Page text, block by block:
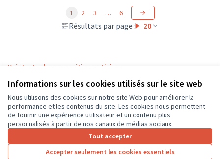
Informations sur les cookies utilisés sur le site web
Nous utilisons des cookies sur notre site Web pour améliorer la
performance et les contenus du site. Les cookies nous permettent
de fournir une expérience utilisateur et un contenu plus
personnalisés à partir de nos canaux de médias sociaux.
Tout accepter
Accepter seulement les cookies essentiels
Résultats par page : 20
1 2 3 … 6
Voir toutes les propositions retirées
Conditions d'utilisation
Paramètres des cookies
CD37 sur X
(Lien externe)
CD37 sur Facebook
CD37 sur Instagram
CD37 sur YouTube
(Lien externe)